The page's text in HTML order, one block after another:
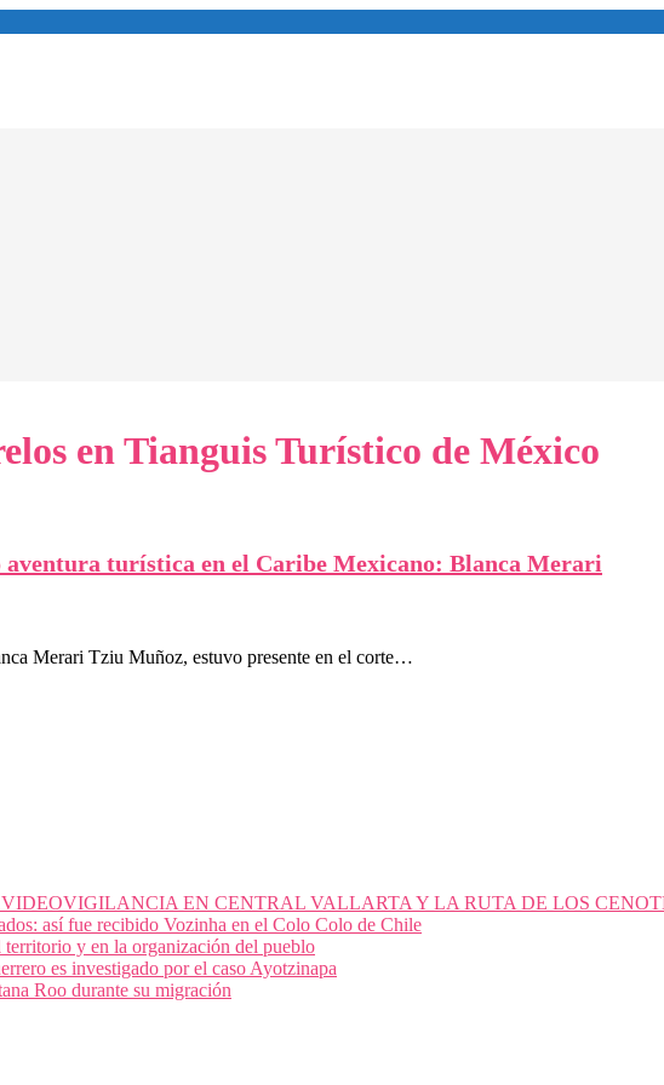
en Tianguis Turístico de México
aventura turística en el Caribe Mexicano: Blanca Merari
Merari Tziu Muñoz, estuvo presente en el corte…
EN CENTRAL VALLARTA Y LA RUTA DE LOS
así fue recibido Vozinha en el Colo Colo de Chile
y en la organización del pueblo
es investigado por el caso Ayotzinapa
Roo durante su migración